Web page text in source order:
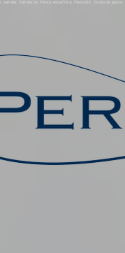
Salmão rei, Pesca amazônica, Pescador, Grupo de